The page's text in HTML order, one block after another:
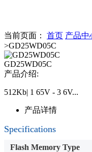
当前页面： 首页 产品中
>GD25WD05C
GD25WD05C
产品介绍:
512Kb| 1 65V - 3 6V...
产品详情
Specifications
Flash Memory Type